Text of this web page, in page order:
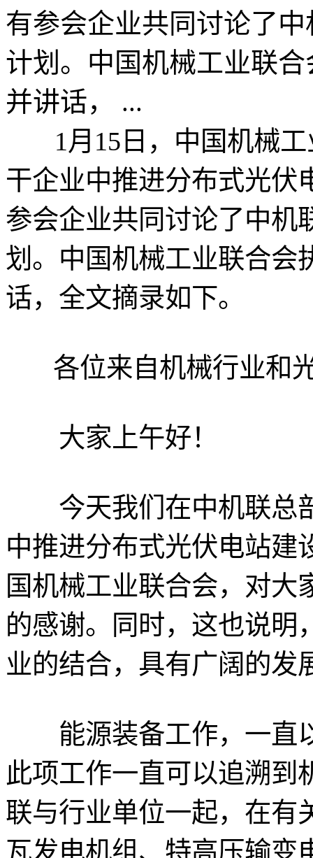
有参会企业共同讨论了
计划。中国机械工业联
并讲话， ...
1月15日，中国机械工
干企业中推进分布式光伏
参会企业共同讨论了中机
划。中国机械工业联合会
话，全文摘录如下。
各位来自机械行业和光
大家上午好！
今天我们在中机联总
中推进分布式光伏电站建
国机械工业联合会，对
的感谢。同时，这也说明
业的结合，具有广阔的发
能源装备工作，一直
此项工作一直可以追溯到
联与行业单位一起，在有
瓦发电机组、特高压输变